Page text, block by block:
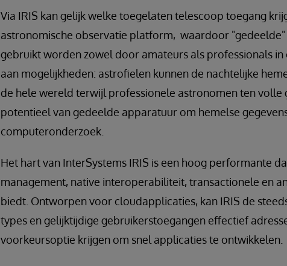
Via IRIS kan gelijk welke toegelaten telescoop toegang
astronomische observatie platform, waardoor
gebruikt worden zowel door amateurs als professionals
aan mogelijkheden: astrofielen kunnen de nachtelijke
de hele wereld terwijl professionele astronomen ten volle
potentieel van gedeelde apparatuur om hemelse
computeronderzoek.
Het hart van InterSystems IRIS is een hoog performante
management, native interoperabiliteit, transactionele en
biedt. Ontworpen voor cloudapplicaties, kan IRIS de
types en gelijktijdige gebruikerstoegangen effectief
voorkeursoptie krijgen om snel applicaties te ontwikkelen.